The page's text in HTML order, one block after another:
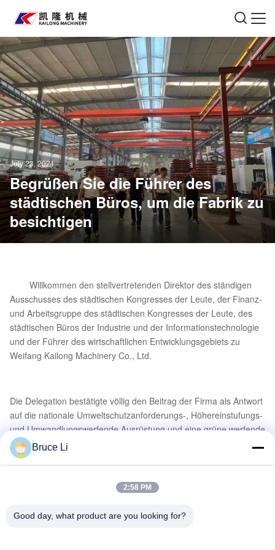
July 23, 2021
Begrüßen Sie die Führer des
städtischen Büros, um die Fabrik zu
besichtigen
Willkommen den stellvertretenden Direktor des ständigen
Ausschusses des städtischen Kongresses der Leute, der Finanz-
und Arbeitsgruppe des städtischen Kongresses der Leute, des
städtischen Büros der Industrie und der Informationstechnologie
und der Führer des wirtschaftlichen Entwicklungsgebiets zu
Weifang Kailong Machinery Co., Ltd.
Die Delegation bestätigte völlig den Beitrag der Firma als Antwort
auf die nationale Umweltschutzanforderungs-, Höhereinstufungs-
und Umwandlungswerfende Ausrüstung und eine grüne werfende
Basis errichtend, und brachte auch hohe Erwartungen vor. Wir
unternehmen unaufhörliche Anstrengungen, Ziegelsteine zu
Aufschlagsgießerei von ganzem Herzen zu lecken und schließen
und Entwicklung an.
Bruce Li
2:58 PM
Good day, what product are you looking for?